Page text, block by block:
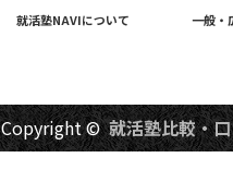
就活塾NAVIについて
一般・
Copyright ©就活塾比較・